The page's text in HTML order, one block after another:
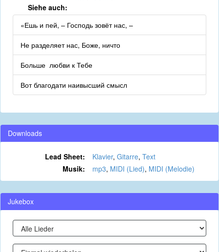
Siehe auch:
«Ешь и пей, – Господь зовёт нас, –
Не разделяет нас, Боже, ничто
Больше любви к Тебе
Вот благодати наивысший смысл
Downloads
Lead Sheet: Klavier, Gitarre, Text
Musik:
mp3, MIDI (Lied), MIDI (Melodie)
Jukebox